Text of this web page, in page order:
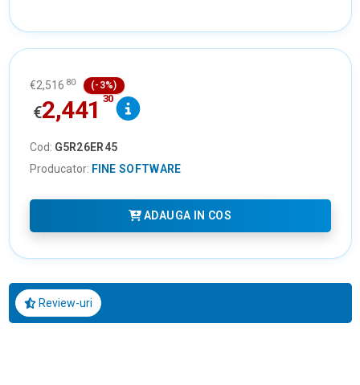
€2,516 80 (-3%)
€2,441 30
Cod: G5R26ER45
Producator: FINE SOFTWARE
ADAUGA IN COS
Review-uri